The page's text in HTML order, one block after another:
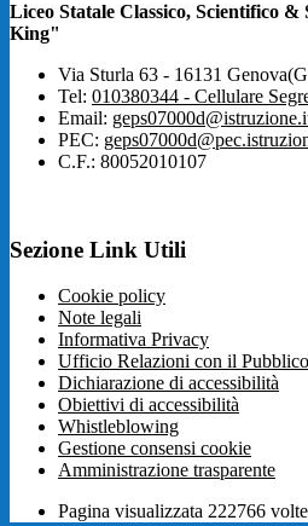
Liceo Statale Classico, Scientifico
King"
Via Sturla 63 - 16131
Tel: 010380344 - Cellulare
Email:
PEC:
C.F.: 80052010107
Sezione Link Utili
Cookie policy
Note legali
Informativa Privacy
Ufficio Relazioni con il Pubblico
Dichiarazione di accessibilità
Obiettivi di accessibilità
Whistleblowing
Gestione consensi cookie
Amministrazione trasparente
Pagina visualizzata 222766 volte